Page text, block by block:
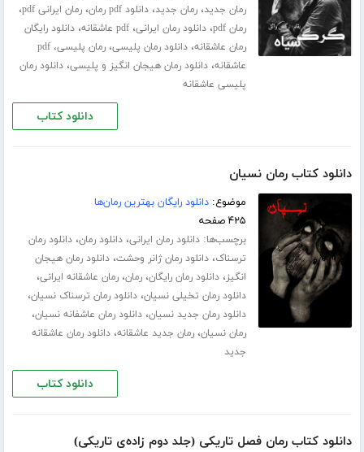
رمان جدید،رمان جدید،دانلود pdf رمان ،رمان ایرانی pdf ،
رمان pdf ،دانلود رمان ایرانی،pdf عاشقانه ،دانلود رایگان
رمان عاشقانه،دانلود رمان پلیسی،
رمان پلیسی، pdf
عاشقانه،دانلود رمان هیجان انگیز و پلیسی،دانلود رمان
پلیسی عاشقانه
دانلود کتاب
دانلود کتاب رمان نسیان
موضوع:دانلود رایگان بهترین رمان‌ها
۴۲۵ صفحه
برچسب‌ها:دانلود رمان ایرانی،دانلود رمان،دانلود رمان
ترسناک،دانلود رمان ژانر وحشت،دانلود رمان هیجان
انگیز،دانلود رمان رایگان،رمان،رمان عاشقانه ایرانی،
دانلود رمان تخیلی نسیان،دانلود رمان ترسناک نسیان،
دانلود رمان جدید نسیان،دانلود رمان عاشفانه نسیان،
رمان نسیان،رمان جدید عاشقانه،دانلود رمان عاشقانه
جدید
دانلود کتاب
دانلود کتاب رمان فصل تاریکی (جلد دوم زاده‌ی تاریکی)